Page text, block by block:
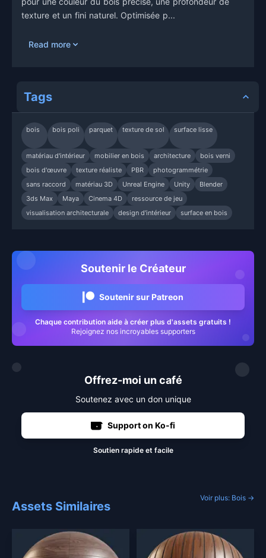
texture et un fini naturel. Optimisée p...
Read more
Tags
bois bois poli parquet texture de sol surface lisse
matériau d'intérieur mobilier en bois architecture
bois verni
bois d'œuvre
texture réaliste PBR
photogrammétrie
sans raccord
matériau 3D Unreal Engine Unity
Blender
3ds Max
Maya Cinema 4D
ressource de jeu
visualisation architecturale
design d'intérieur surface en bois
Soutenir le Créateur
Soutenir sur Patreon
Chaque contribution aide à créer plus d'assets gratuits !
Rejoignez nos incroyables supporters
Offrez-moi un café
Soutenez avec un don unique
Support on Ko-fi
Soutien rapide et facile
Assets Similaires
Voir plus: Bois →